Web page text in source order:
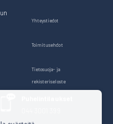
Yhteystiedot
Toimitusehdot
Tietosuoja- ja
rekisteriseloste